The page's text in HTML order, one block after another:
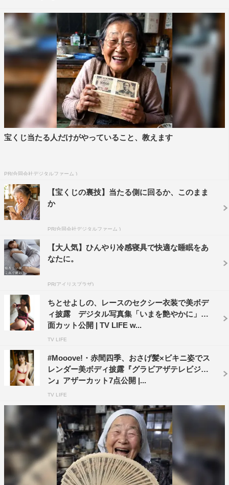
宝くじ当たる人だけがやっていること、教えます
PR(合同会社デジタルファーム )
【宝くじの裏技】当たる側に回るか、このまま
か
PR(合同会社デジタルファーム )
【大人気】ひんやり冷感寝具で快適な睡眠をあ
なたに。
PR(アイリスプラザ)
ちとせよしの、レースのセクシー衣装で美ボデ
ィ披露 デジタル写真集「いまを艶やかに」誌
面カット公開 | TV LIFE w...
TV LIFE
#Mooove!・赤間四季、おさげ髪×ビキニ姿でス
レンダー美ボディ披露『グラビアザテレビジョ
ン』アザーカット7点公開 |...
TV LIFE